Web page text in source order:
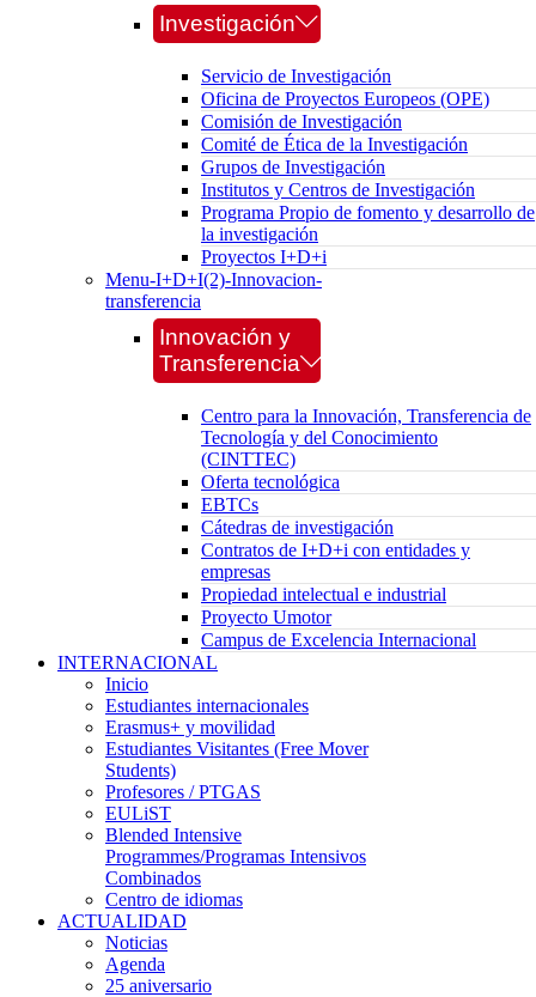
Investigación
Servicio de Investigación
Oficina de Proyectos Europeos (OPE)
Comisión de Investigación
Comité de Ética de la Investigación
Grupos de Investigación
Institutos y Centros de Investigación
Programa Propio de fomento y desarrollo de
la investigación
Proyectos I+D+i
Menu-I+D+I(2)-Innovacion-
transferencia
Innovación y
Transferencia
Centro para la Innovación, Transferencia de
Tecnología y del Conocimiento
(CINTTEC)
Oferta tecnológica
EBTCs
Cátedras de investigación
Contratos de I+D+i con entidades y
empresas
Propiedad intelectual e industrial
Proyecto Umotor
Campus de Excelencia Internacional
INTERNACIONAL
Inicio
Estudiantes internacionales
Erasmus+ y movilidad
Estudiantes Visitantes (Free Mover
Students)
Profesores / PTGAS
EULiST
Blended Intensive
Programmes/Programas Intensivos
Combinados
Centro de idiomas
ACTUALIDAD
Noticias
Agenda
25 aniversario